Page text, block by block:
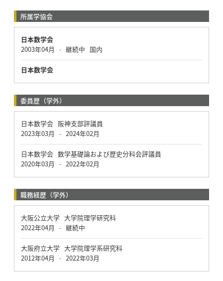
所属学協会
日本数学会
2003年04月
- 継続中 国内
日本数学会
委員歴（学外）
日本数学会 阪神支部評議員
2023年03月
- 2024年02月
日本数学会 数学基礎論および歴史分科会評議員
2020年03月
- 2022年02月
職務経歴（学外）
大阪公立大学 大学院理学研究科
2022年04月
- 継続中
大阪府立大学 大学院理学系研究科
2012年04月
- 2022年03月